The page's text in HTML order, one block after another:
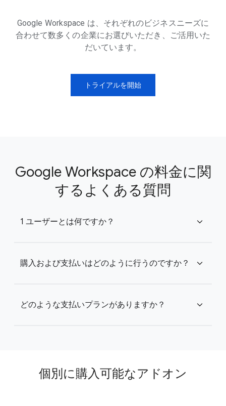
Google Workspace は、それぞれのビジネスニーズに
合わせて数多くの企業にお選びいただき、ご活用いた
だいています。
トライアルを開始
Google Workspace の料金に関
するよくある質問
1 ユーザーとは何ですか？ expand_more
購入および支払いはどのように行うのですか？ expand_more
どのような支払いプランがありますか？ expand_more
個別に購入可能なアドオン